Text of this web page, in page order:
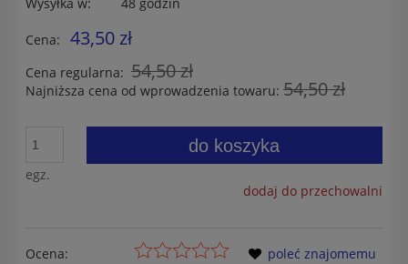
Cena: 43,50 zł
Cena regularna: 54,50 zł
Najniższa cena od wprowadzenia towaru: 54,50 zł
egz.
do koszyka
dodaj do przechowalni
Ocena:
poleć znajomemu